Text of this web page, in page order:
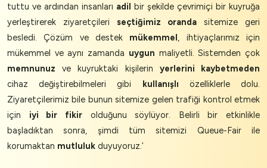
tuttu ve ardından insanları adil bir şekilde çevrimiçi bir kuyruğa
yerleştirerek ziyaretçileri seçtiğimiz oranda sitemize geri
besledi. Çözüm ve destek mükemmel , ihtiyaçlarımız için
mükemmel ve aynı zamanda uygun maliyetli. Sistemden çok
memnunuz ve kuyruktaki kişilerin yerlerini kaybetmeden
cihaz değiştirebilmeleri gibi kullanışlı özelliklerle dolu.
Ziyaretçilerimiz bile bunun sitemize gelen trafiği kontrol etmek
için iyi bir fikirolduğunu söylüyor. Belirli bir etkinlikle
başladıktan sonra, şimdi tüm sitemizi Queue-Fair ile
korumaktan mutluluk duyuyoruz.’